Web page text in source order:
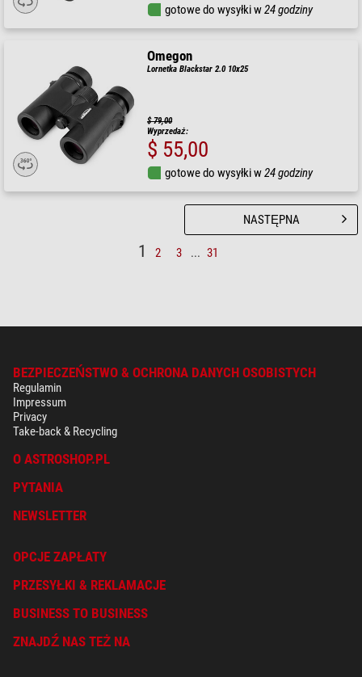
gotowe do wysyłki w24 godziny
Omegon
Lornetka Blackstar 2.0 10x25
$ 79,00
Wyprzedaż:
$ 55,00
gotowe do wysyłki w24 godziny
1 2 3 ... 31
NASTĘPNA
BEZPIECZEŃSTWO & OCHRONA DANYCH OSOBISTYCH
Regulamin
Impressum
Privacy
Take-back & Recycling
O ASTROSHOP.PL
PYTANIA
NEWSLETTER
OPCJE ZAPŁATY
PRZESYŁKI & REKLAMACJE
BUSINESS TO BUSINESS
ZNAJDŹ NAS TEŻ NA